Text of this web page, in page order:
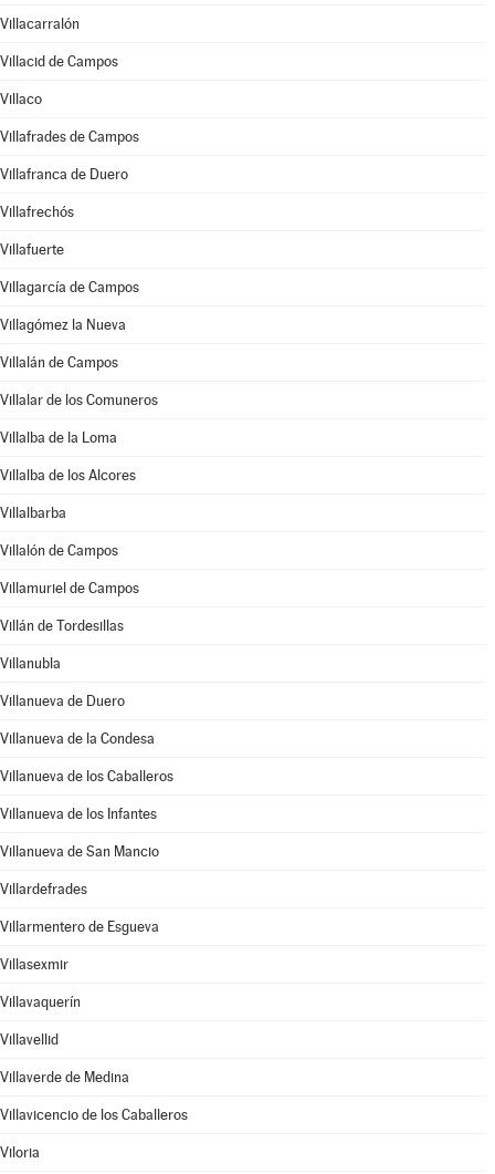
Villacarralón
Villacid de Campos
Villaco
Villafrades de Campos
Villafranca de Duero
Villafrechós
Villafuerte
Villagarcía de Campos
Villagómez la Nueva
Villalán de Campos
Villalar de los Comuneros
Villalba de la Loma
Villalba de los Alcores
Villalbarba
Villalón de Campos
Villamuriel de Campos
Villán de Tordesillas
Villanubla
Villanueva de Duero
Villanueva de la Condesa
Villanueva de los Caballeros
Villanueva de los Infantes
Villanueva de San Mancio
Villardefrades
Villarmentero de Esgueva
Villasexmir
Villavaquerín
Villavellid
Villaverde de Medina
Villavicencio de los Caballeros
Viloria